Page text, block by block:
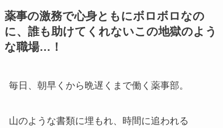
薬事の激務で心身ともにボロボロなの
に、誰も助けてくれないこの地獄のよう
な職場…！
毎日、朝早くから晩遅くまで働く薬事部。
山のような書類に埋もれ、時間に追われる